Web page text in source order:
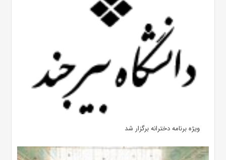
ویژه برنامه دخترانه برگزار شد